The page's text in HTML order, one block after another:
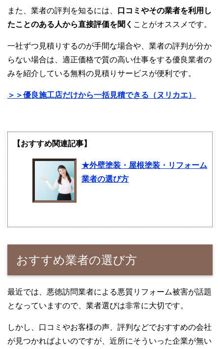
また、業者の評判を知るには、
口コミやその業者を利用し
たことのある人から直接評価を聞く ことがオススメです。
一社ずつ見積りするのが手間な場合や、業者の評判が分か
らない場合は、適正価格で質の高い仕事をする優良業者の
みを紹介している無料の見積りサービスが便利です。
＞＞優良施工店だけから一括見積できる（ヌリカエ）
【おすすめ関連記事】
★外壁塗装・屋根塗装・リフォーム
業者の選び方
おすすめ業者の選び方
最近では、悪徳訪問業者による悪質リフォーム被害が話題
となっていますので、業者選びは非常に大切です。
しかし、口コミやお客様の声、評判などでおすすめの会社
が見つかればよいのですが、近所にそういった企業が無い